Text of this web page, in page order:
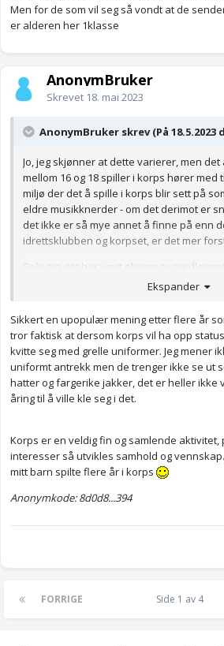
Men for de som vil seg så vondt at de
er alderen her 1klasse
AnonymBruker
Skrevet 18. mai 2023
AnonymBruker skrev (På 18.5.2023
Jo, jeg skjønner at dette varierer, men det
mellom 16 og 18 spiller i korps hører med
miljø der det å spille i korps blir sett på
eldre musikknerder - om det derimot er
det ikke er så mye annet å finne på enn
idrettsklubben og korpset, er det mer
Selv om det har vært økning av
det å spille i korps vanligvis ikke status
av-hobbyen-sin-_-dirigentar-ber-folk-
1.16411588
Anonymkode: b4bcb...7b1
Ekspander
Sikkert en upopulær mening etter flere år
tror faktisk at dersom korps vil ha opp
kvitte seg med grelle uniformer. Jeg mener
uniformt antrekk men de trenger ikke se ut
hatter og fargerike jakker, det er heller ikke
åring til å ville kle seg i det.
Korps er en veldig fin og samlende aktivitet,
interesser så utvikles samhold og
mitt barn spilte flere år i korps
Anonymkode: 8d0d8...394
FORRIGE Side 1 av 4